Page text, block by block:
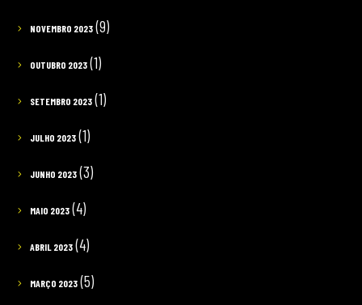
NOVEMBRO 2023(9)
OUTUBRO 2023(1)
SETEMBRO 2023(1)
JULHO 2023(1)
JUNHO 2023(3)
MAIO 2023(4)
ABRIL 2023(4)
MARÇO 2023(5)